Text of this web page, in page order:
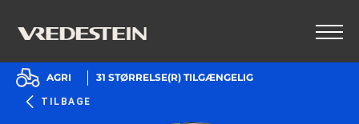
TILBAGE
AGRI 31 STØRRELSE(R) TILGÆNGELIG